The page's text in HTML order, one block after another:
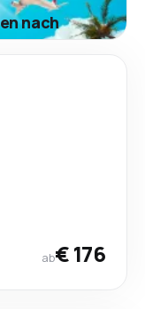
nach
ab€ 176